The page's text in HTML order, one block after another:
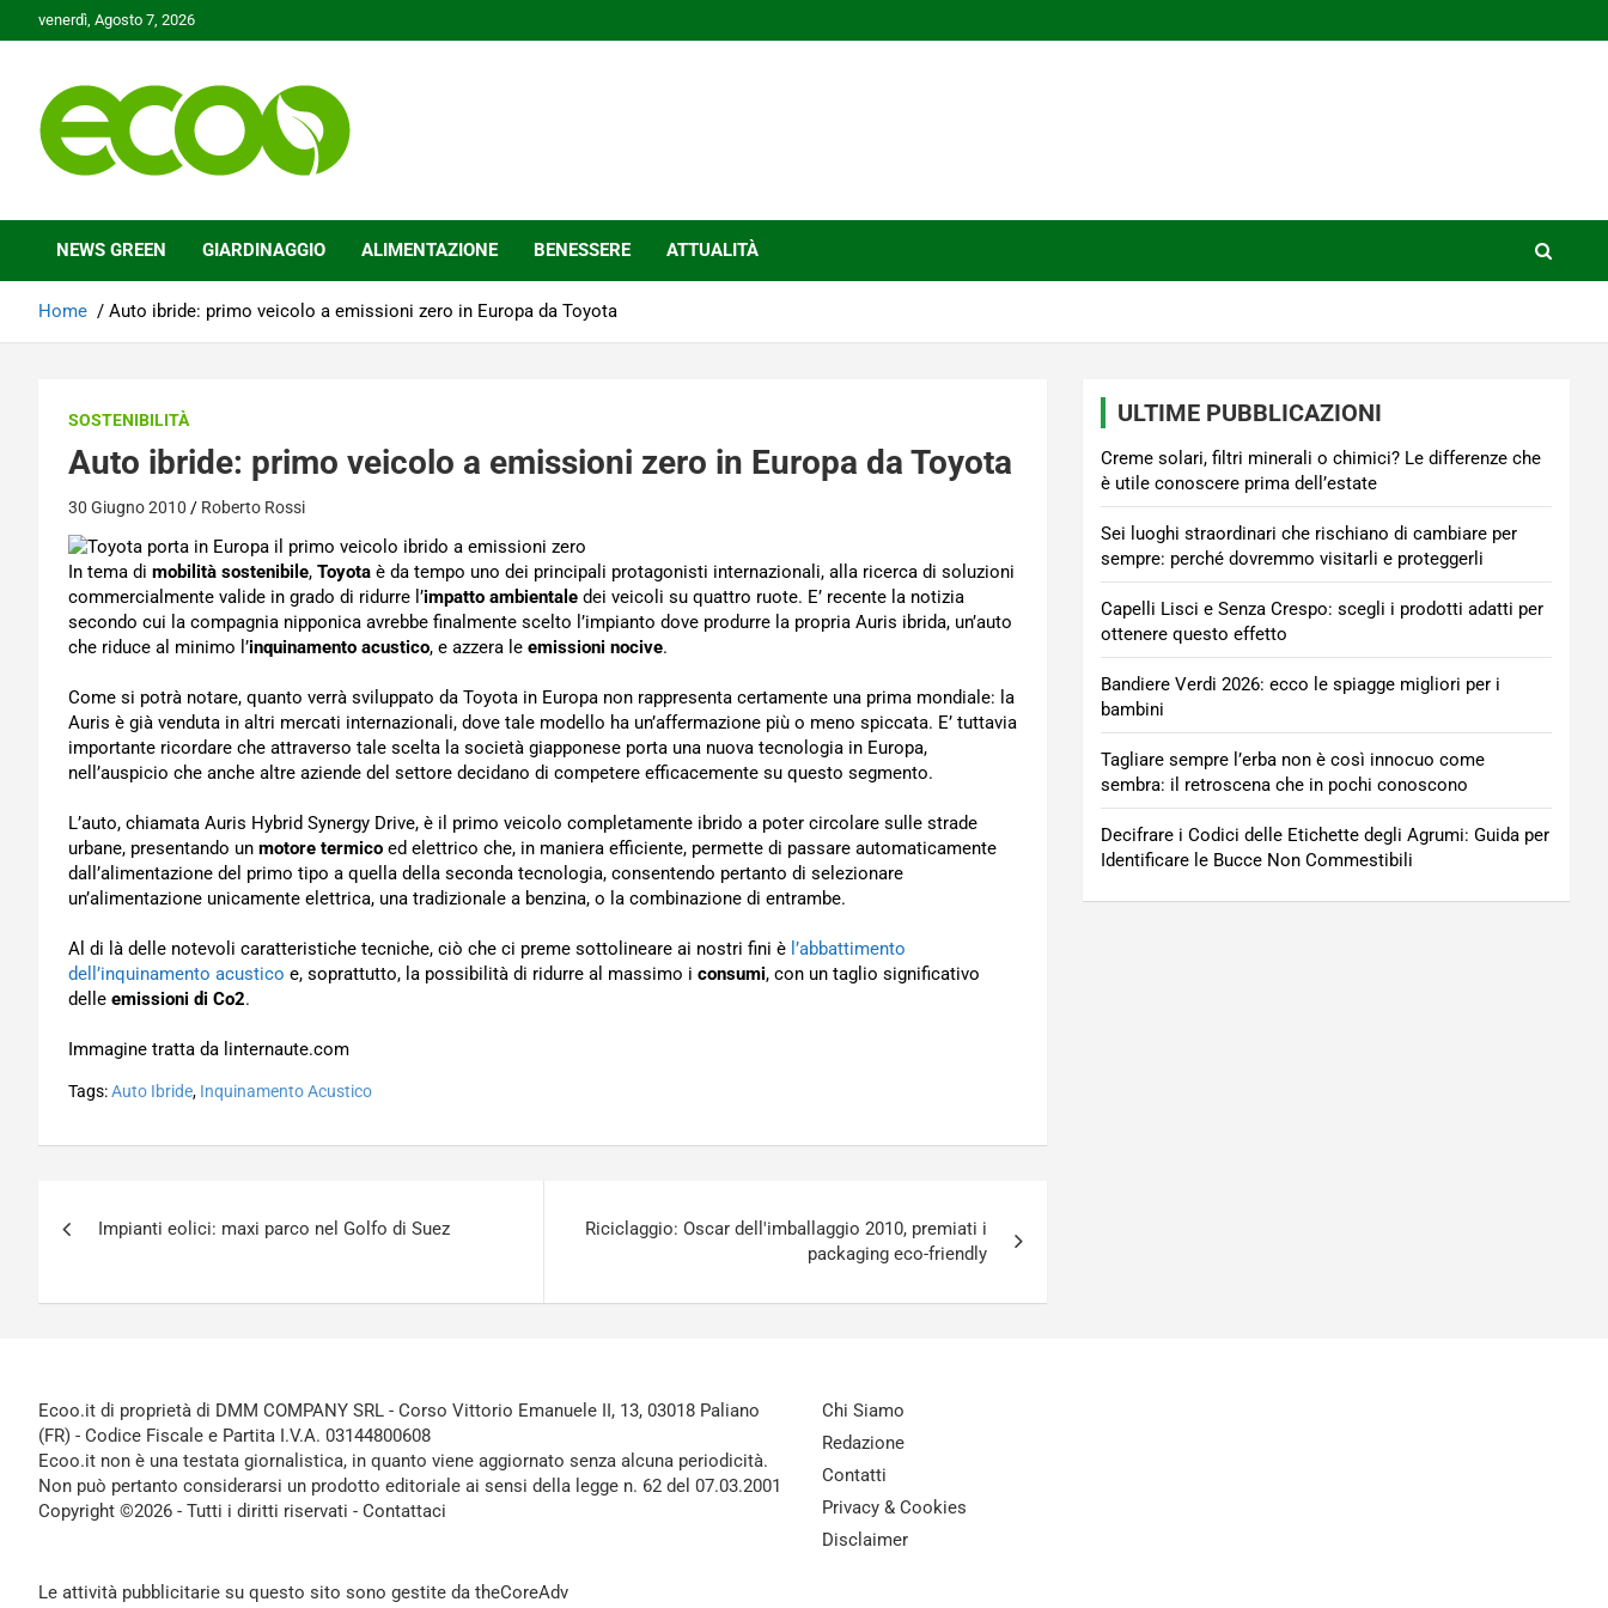
to
venerdì, Agosto 7, 2026
Ecoo.it
NEWS GREEN GIARDINAGGIO ALIMENTAZIONE BENESSERE ATTUALITÀ
Home Auto ibride: primo veicolo a emissioni zero in Europa da Toyota
SOSTENIBILITÀ
Auto ibride: primo veicolo a emissioni zero in Europa da Toyota
30 Giugno 2010 Roberto Rossi
In tema di mobilità sostenibile, Toyota è da tempo uno dei principali protagonisti internazionali, alla ricerca di soluzioni
commercialmente valide in grado di ridurre l’impatto ambientale dei veicoli su quattro ruote. E’ recente la notizia
secondo cui la compagnia nipponica avrebbe finalmente scelto l’impianto dove produrre la propria Auris ibrida, un’auto
che riduce al minimo l’inquinamento acustico, e azzera le emissioni nocive.
Come si potrà notare, quanto verrà sviluppato da Toyota in Europa non rappresenta certamente una prima mondiale: la
Auris è già venduta in altri mercati internazionali, dove tale modello ha un’affermazione più o meno spiccata. E’ tuttavia
importante ricordare che attraverso tale scelta la società giapponese porta una nuova tecnologia in Europa,
nell’auspicio che anche altre aziende del settore decidano di competere efficacemente su questo segmento.
L’auto, chiamata Auris Hybrid Synergy Drive, è il primo veicolo completamente ibrido a poter circolare sulle strade
urbane, presentando un motore termico ed elettrico che, in maniera efficiente, permette di passare automaticamente
dall’alimentazione del primo tipo a quella della seconda tecnologia, consentendo pertanto di selezionare
un’alimentazione unicamente elettrica, una tradizionale a benzina, o la combinazione di entrambe.
Al di là delle notevoli caratteristiche tecniche, ciò che ci preme sottolineare ai nostri fini è l’abbattimento
dell’inquinamento acustico e, soprattutto, la possibilità di ridurre al massimo i consumi, con un taglio significativo
delle emissioni di Co2.
Immagine tratta da linternaute.com
Tags:Auto Ibride, Inquinamento Acustico
articoli
Impianti eolici: maxi parco nel Golfo di Suez
Riciclaggio: Oscar dell'imballaggio 2010, premiati i
packaging eco-friendly
ULTIME PUBBLICAZIONI
Creme solari, filtri minerali o chimici? Le differenze che
è utile conoscere prima dell’estate
Sei luoghi straordinari che rischiano di cambiare per
sempre: perché dovremmo visitarli e proteggerli
Capelli Lisci e Senza Crespo: scegli i prodotti adatti per
ottenere questo effetto
Bandiere Verdi 2026: ecco le spiagge migliori per i
bambini
Tagliare sempre l’erba non è così innocuo come
sembra: il retroscena che in pochi conoscono
Decifrare i Codici delle Etichette degli Agrumi: Guida per
Identificare le Bucce Non Commestibili
Ecoo.it di proprietà di DMM COMPANY SRL - Corso Vittorio Emanuele II, 13, 03018 Paliano
(FR) - Codice Fiscale e Partita I.V.A. 03144800608
Ecoo.it non è una testata giornalistica, in quanto viene aggiornato senza alcuna periodicità.
Non può pertanto considerarsi un prodotto editoriale ai sensi della legge n. 62 del 07.03.2001
Copyright ©2026 - Tutti i diritti riservati - Contattaci
Le attività pubblicitarie su questo sito sono gestite da theCoreAdv
Chi Siamo
Redazione
Contatti
Privacy & Cookies
Disclaimer